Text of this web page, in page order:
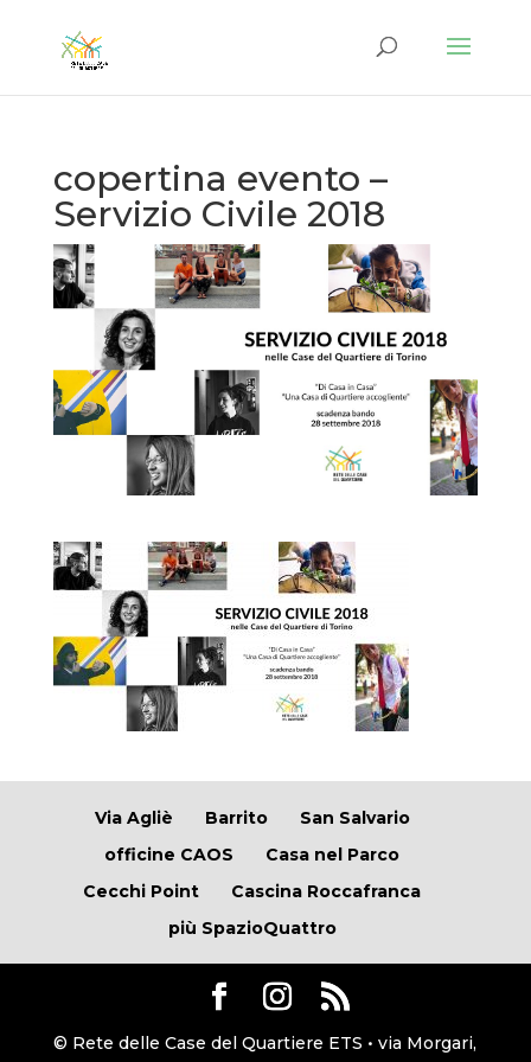
copertina evento –
Servizio Civile 2018
Via Agliè Barrito
San Salvario
officine CAOS
Casa nel Parco
Cecchi Point
Cascina Roccafranca
più SpazioQuattro
© Rete delle Case del Quartiere ETS • via Morgari,